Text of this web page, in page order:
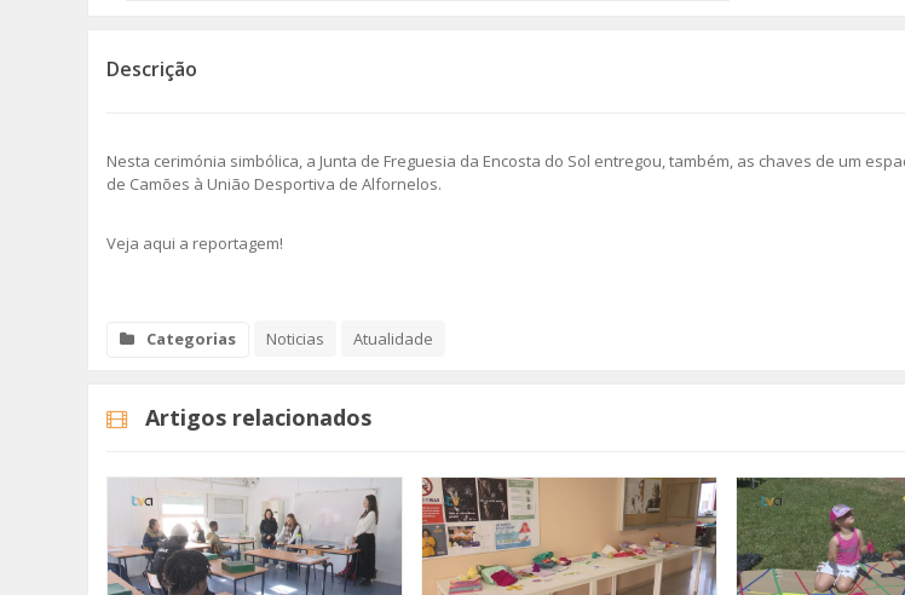
Descrição
Nesta cerimónia simbólica, a Junta de Freguesia da Encosta do Sol entregou, também, as chaves de um
de Camões à União Desportiva de Alfornelos.
Veja aqui a reportagem!
Categorias Noticias Atualidade
Artigos relacionados